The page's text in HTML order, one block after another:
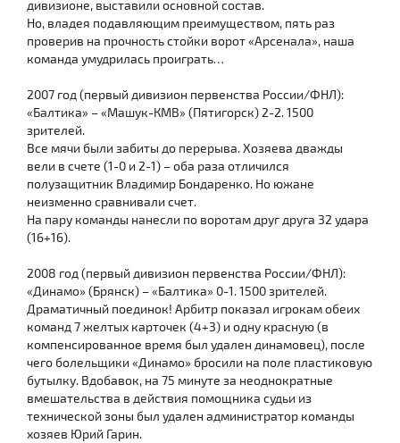
дивизионе, выставили основной состав.
Но, владея подавляющим преимуществом, пять раз
проверив на прочность стойки ворот «Арсенала», наша
команда умудрилась проиграть…
2007 год (первый дивизион первенства России/ФНЛ):
«Балтика» – «Машук-КМВ» (Пятигорск) 2-2. 1500
зрителей.
Все мячи были забиты до перерыва. Хозяева дважды
вели в счете (1-0 и 2-1) – оба раза отличился
полузащитник Владимир Бондаренко. Но южане
неизменно сравнивали счет.
На пару команды нанесли по воротам друг друга 32 удара
(16+16).
2008 год (первый дивизион первенства России/ФНЛ):
«Динамо» (Брянск) – «Балтика» 0-1. 1500 зрителей.
Драматичный поединок! Арбитр показал игрокам обеих
команд 7 желтых карточек (4+3) и одну красную (в
компенсированное время был удален динамовец), после
чего болельщики «Динамо» бросили на поле пластиковую
бутылку. Вдобавок, на 75 минуте за неоднократные
вмешательства в действия помощника судьи из
технической зоны был удален администратор команды
хозяев Юрий Гарин.